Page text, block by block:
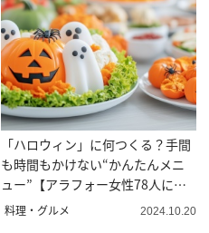
「ハロウィン」に何つくる？手間
も時間もかけない“かんたんメニ
ュー”【アラフォー女性78人に調
査】
料理・グルメ 2024.10.20